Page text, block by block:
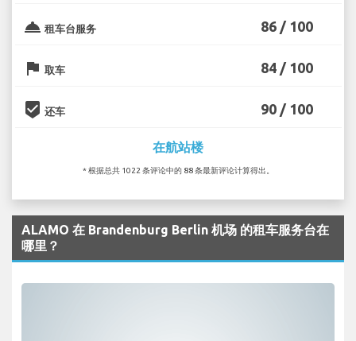
room_service 租车台服务 86 / 100
flag 取车 84 / 100
beenhere 还车 90 / 100
在航站楼
* 根据总共 1022 条评论中的 88 条最新评论计算得出。
ALAMO 在 Brandenburg Berlin 机场 的租车服务台在
哪里？